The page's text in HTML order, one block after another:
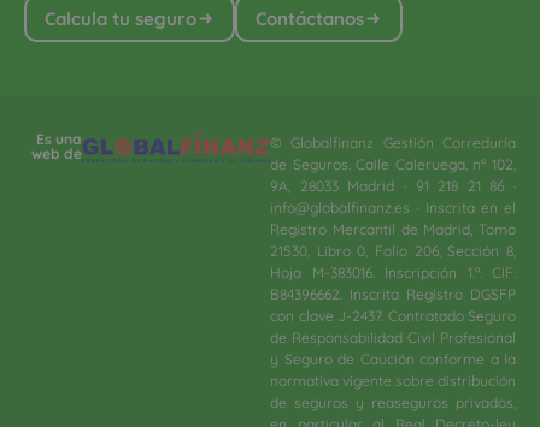
Calcula tu seguro Contáctanos
Es una
web de
© Globalfinanz Gestión Correduría
de Seguros. Calle Caleruega, nº 102,
9A, 28033 Madrid · 91 218 21 86 ·
info@globalfinanz.es · Inscrita en el
Registro Mercantil de Madrid, Tomo
21530, Libro 0, Folio 206, Sección 8,
Hoja M-383016. Inscripción 1.ª. CIF.
B84396662. Inscrita Registro DGSFP
con clave J-2437. Contratado Seguro
de Responsabilidad Civil Profesional
y Seguro de Caución conforme a la
normativa vigente sobre distribución
de seguros y reaseguros privados,